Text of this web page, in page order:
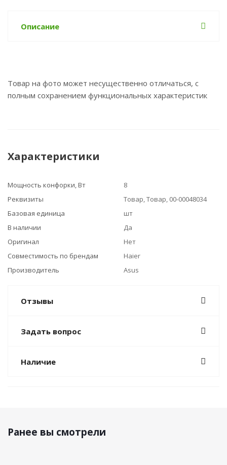
Описание
Товар на фото может несущественно отличаться, с
полным сохранением функциональных характеристик
Характеристики
Мощность конфорки, Вт
8
Реквизиты
Товар, Товар, 00-00048034
Базовая единица
шт
В наличии
Да
Оригинал
Нет
Совместимость по брендам
Haier
Производитель
Asus
Отзывы
Задать вопрос
Наличие
Ранее вы смотрели